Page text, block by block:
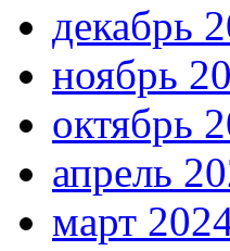
декабрь
ноябрь
октябрь
апрель
март